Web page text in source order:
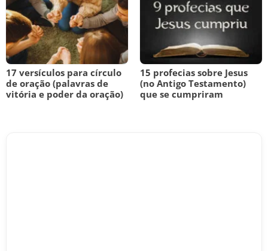
17 versículos para círculo
de oração (palavras de
vitória e poder da oração)
15 profecias sobre Jesus
(no Antigo Testamento)
que se cumpriram